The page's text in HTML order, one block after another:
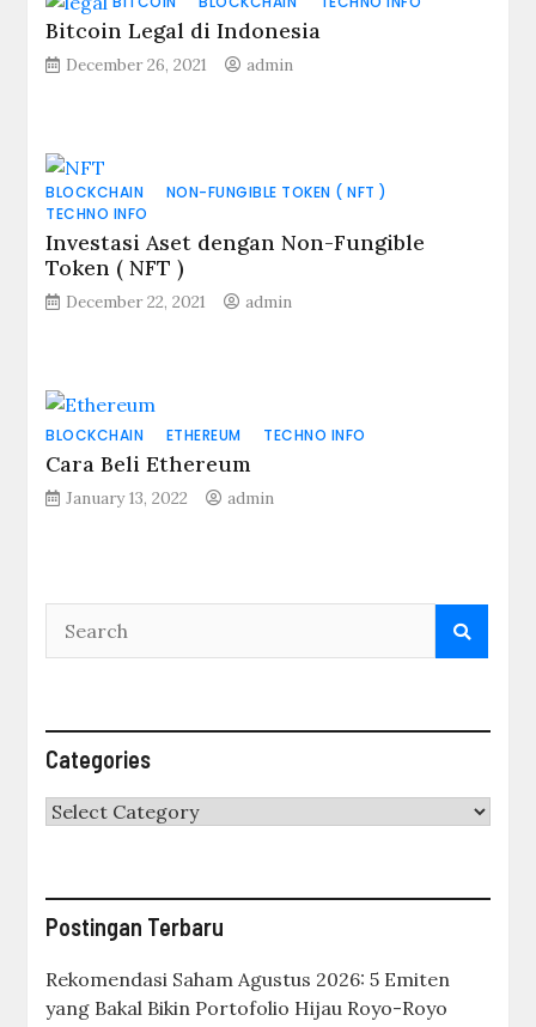
Bitcoin Legal di Indonesia
December 26, 2021 admin
BLOCKCHAIN
NON-FUNGIBLE TOKEN ( NFT )
TECHNO INFO
Investasi Aset dengan Non-Fungible
Token ( NFT )
December 22, 2021 admin
BLOCKCHAIN ETHEREUM TECHNO INFO
Cara Beli Ethereum
January 13, 2022 admin
Categories
Categories
Postingan Terbaru
Rekomendasi Saham Agustus 2026: 5 Emiten
yang Bakal Bikin Portofolio Hijau Royo-Royo